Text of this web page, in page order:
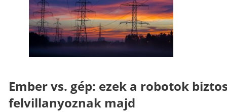
Ember vs. gép: ezek a robotok
felvillanyoznak majd